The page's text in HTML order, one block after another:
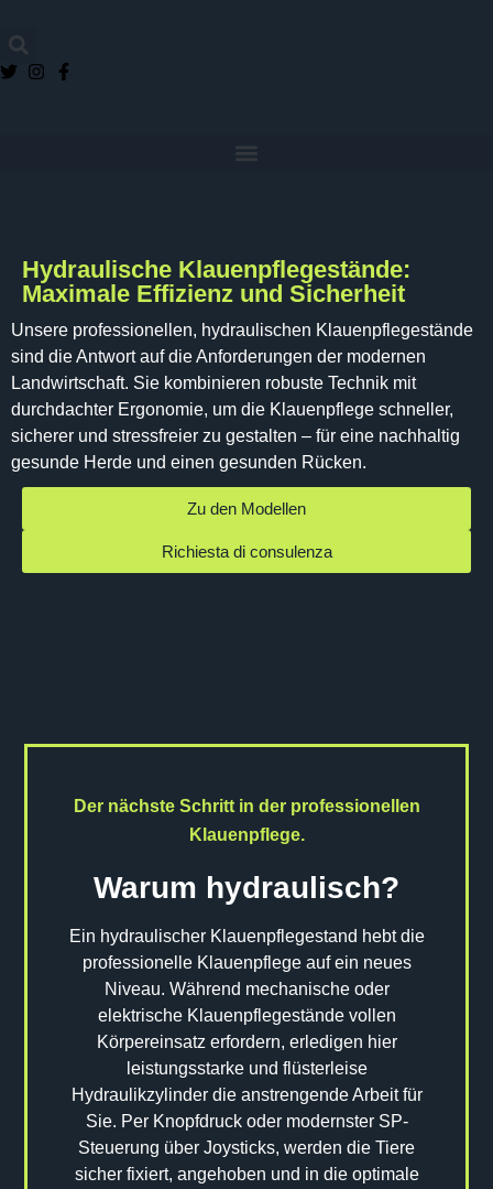
Hydraulische Klauenpflegestände:
Maximale Effizienz und Sicherheit
Unsere professionellen, hydraulischen Klauenpflegestände
sind dieAntwort auf dieAnforderungen der modernen
Landwirtschaft. Sie kombinieren robuste Technik mit
durchdachter Ergonomie, um die Klauenpflege schneller,
sicherer und stressfreier zu gestalten – für eine nachhaltig
gesunde Herde und einen gesunden Rücken.
Zu den Modellen
Richiesta di consulenza
Der nächste Schritt in der professionellen
Klauenpflege.
Warum hydraulisch?
Ein hydraulischer Klauenpflegestand hebt die
professionelle Klauenpflege auf ein neues
Niveau. Während mechanische oder
elektrische Klauenpflegestände vollen
Körpereinsatz erfordern, erledigen hier
leistungsstarke und flüsterleise
Hydraulikzylinder die anstrengende Arbeit für
Sie. Per Knopfdruck oder modernster SP-
Steuerung über Joysticks, werden die Tiere
sicher fixiert, angehoben und in die optimale